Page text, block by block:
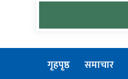
गृहपृष्ठ समाचार